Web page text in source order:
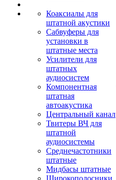
Коаксиалы для
штатной акустики
Сабвуферы для
установки в
штатные места
Усилители для
штатных
аудиосистем
Компонентная
штатная
автоакустика
Центральный канал
Твитеры ВЧ для
штатной
аудиосистемы
Среднечастотники
штатные
Мидбасы штатные
Широкополосники